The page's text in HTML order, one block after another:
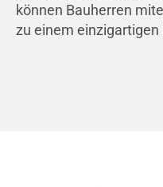
können Bauherren
zu einem einzigartigen